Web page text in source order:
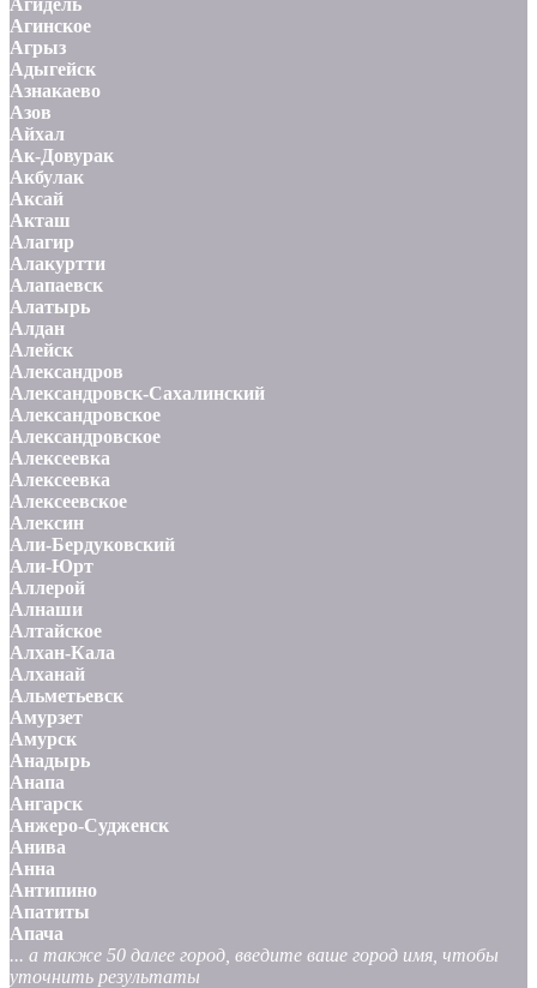
Агинское
Агрыз
Адыгейск
Азнакаево
Азов
Айхал
Ак-Довурак
Акбулак
Аксай
Акташ
Алагир
Алакуртти
Алапаевск
Алатырь
Алдан
Алейск
Александров
Александровск-Сахалинский
Александровское
Александровское
Алексеевка
Алексеевка
Алексеевское
Алексин
Али-Бердуковский
Али-Юрт
Аллерой
Алнаши
Алтайское
Алхан-Кала
Алханай
Альметьевск
Амурзет
Амурск
Анадырь
Анапа
Ангарск
Анжеро-Судженск
Анива
Анна
Антипино
Апатиты
Апача
... а также 50 далее город, введите ваше город имя, чтобы
уточнить результаты